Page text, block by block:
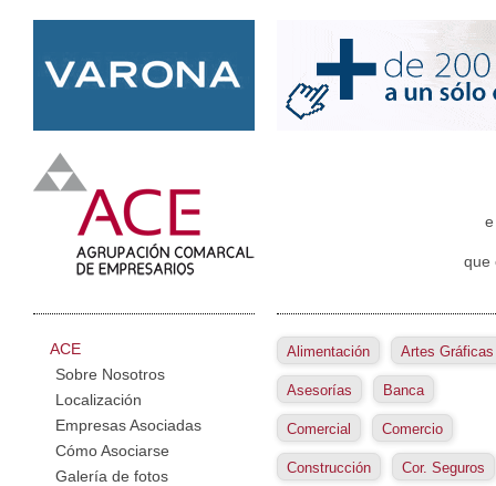
que
ACE
Sobre Nosotros
Localización
Empresas Asociadas
Cómo Asociarse
Galería de fotos
Alimentación Artes Gráficas
Asesorías Banca
Comercial Comercio
Construcción Cor. Seguros